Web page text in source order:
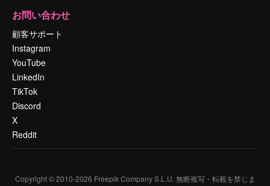
お問い合わせ
顧客サポート
Instagram
YouTube
LinkedIn
TikTok
Discord
X
Reddit
Copyright © 2010-2026 Freepik Company S.L.U. 無断複写・転載を禁じま